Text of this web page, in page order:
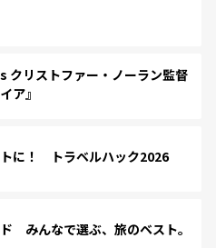
クリストファー・ノーラン監督
ア』
に！ トラベルハック2026
みんなで選ぶ、旅のベスト。